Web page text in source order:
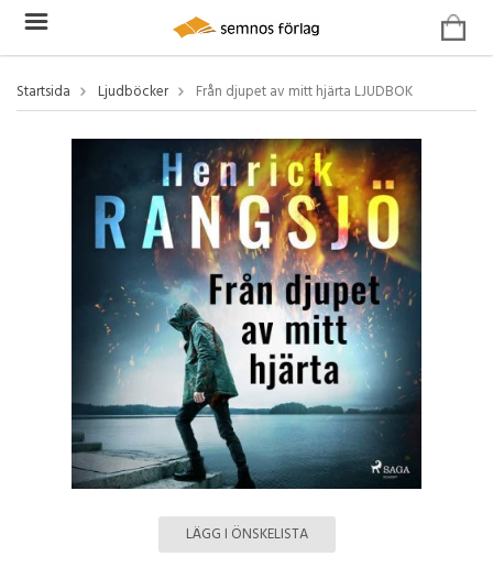
Startsida Ljudböcker Från djupet av mitt hjärta LJUDBOK
LÄGG I ÖNSKELISTA